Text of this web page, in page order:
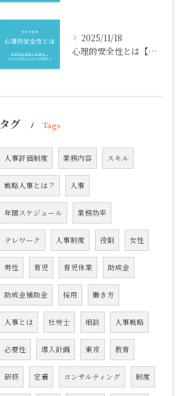
2025/11/18
心理的安全性とは【社労士監修】効果的な施策と注意点、メリットデメリットを紹介！
タグ Tags
人事評価制度 業務内容 スキル
戦略人事とは？ 人事
年間スケジュール 業務効率
テレワーク 人事制度 役割 女性
男性 育児 育児休業 助成金
助成金補助金 採用 働き方
人事とは 社労士 相談 人事戦略
必要性 導入計画 東京 教育
研修 定着 コンサルティング 制度